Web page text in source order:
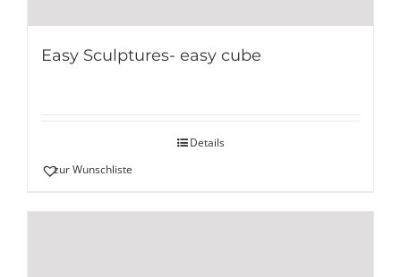
Easy Sculptures- easy cube
Details
zur Wunschliste